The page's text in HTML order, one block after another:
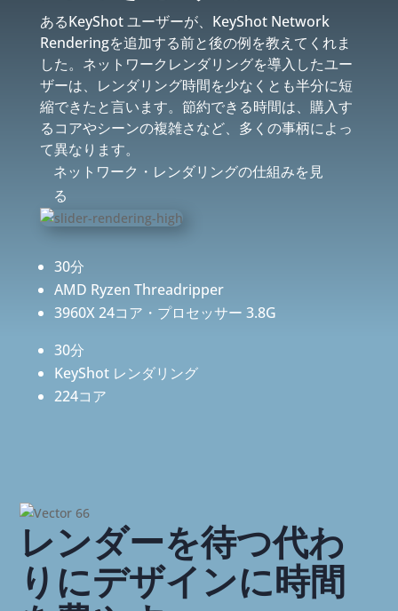
あるKeyShot ユーザーが、KeyShot Network
Renderingを追加する前と後の例を教えてくれま
した。ネットワークレンダリングを導入したユー
ザーは、レンダリング時間を少なくとも半分に短
縮できたと言います。節約できる時間は、購入す
るコアやシーンの複雑さなど、多くの事柄によっ
て異なります。
ネットワーク・レンダリングの仕組みを見
る
30分
AMD Ryzen Threadripper
3960X 24コア・プロセッサー 3.8G
30分
KeyShot レンダリング
224コア
レンダーを待つ代わ
りにデザインに時間